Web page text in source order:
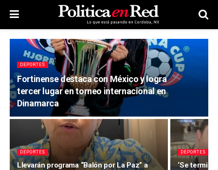
DEPORTES
Fortinense destaca con México y logra
tercer lugar en torneo internacional en
Dinamarca
DEPORTES
Llevarán programa “Balón por La Paz” a
DEPORTES
‘Se